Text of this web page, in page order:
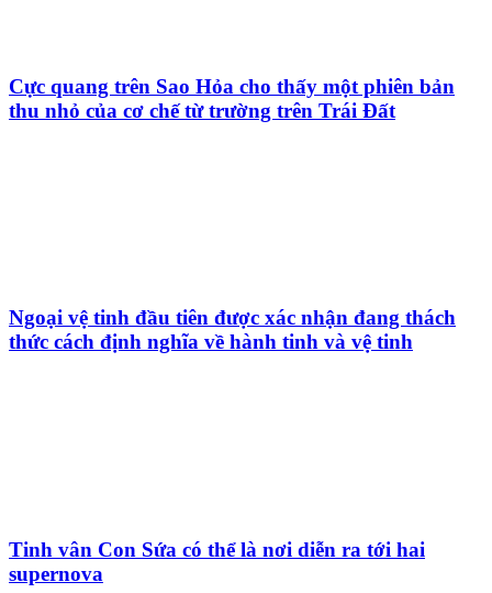
Cực quang trên Sao Hỏa cho thấy một phiên bản
thu nhỏ của cơ chế từ trường trên Trái Đất
Ngoại vệ tinh đầu tiên được xác nhận đang thách
thức cách định nghĩa về hành tinh và vệ tinh
Tinh vân Con Sứa có thể là nơi diễn ra tới hai
supernova